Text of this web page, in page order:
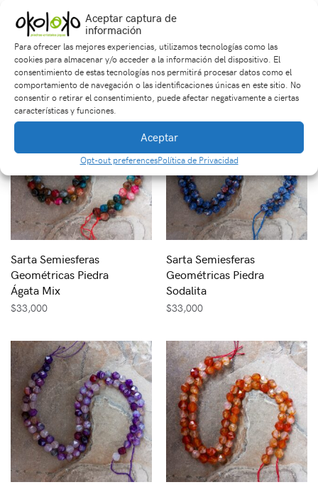
Aceptar captura de
información
Para ofrecer las mejores experiencias, utilizamos tecnologías como las
cookies para almacenar y/o acceder a la información del dispositivo. El
consentimiento de estas tecnologías nos permitirá procesar datos como el
comportamiento de navegación o las identificaciones únicas en este sitio. No
consentir o retirar el consentimiento, puede afectar negativamente a ciertas
características y funciones.
Aceptar
Opt-out preferencesPolítica de Privacidad
Sarta Semiesferas
Geométricas Cuarzo
Blanco
$33,000
Sarta Semiesferas
Ágata Fucsia
$33,000
Sarta Semiesferas
Geométricas Piedra
Ágata Mix
$33,000
Sarta Semiesferas
Geométricas Piedra
Sodalita
$33,000